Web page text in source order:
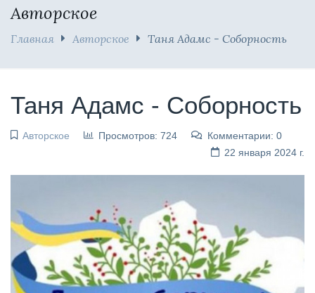
Авторское
Главная Авторское Таня Адамс - Соборность
Таня Адамс - Соборность
Авторское Просмотров: 724
Комментарии: 0
22 января 2024 г.